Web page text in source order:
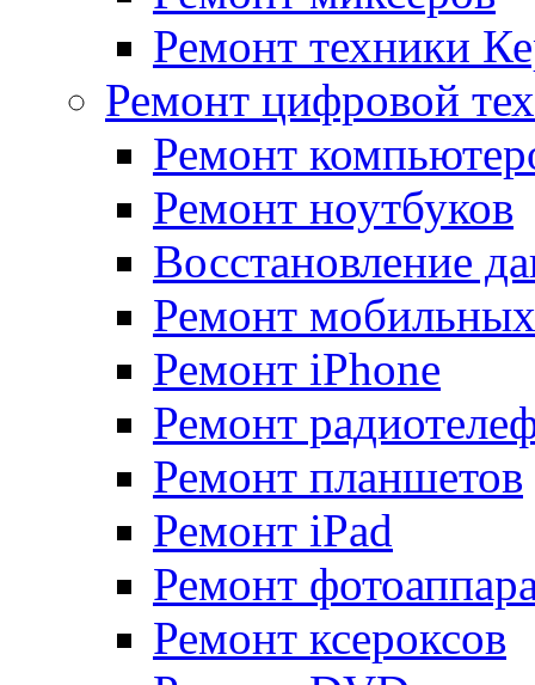
Ремонт техники
Ремонт цифровой
Ремонт
Ремонт ноутбуков
Восстановление
Ремонт
Ремонт iPhone
Ремонт
Ремонт планшетов
Ремонт iPad
Ремонт
Ремонт ксероксов